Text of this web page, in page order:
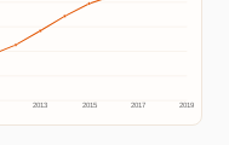
2013 2015 2017 2019